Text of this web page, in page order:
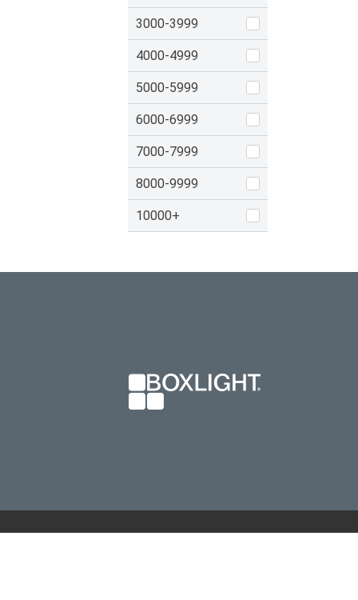
3000-3999
4000-4999
5000-5999
6000-6999
7000-7999
8000-9999
10000+